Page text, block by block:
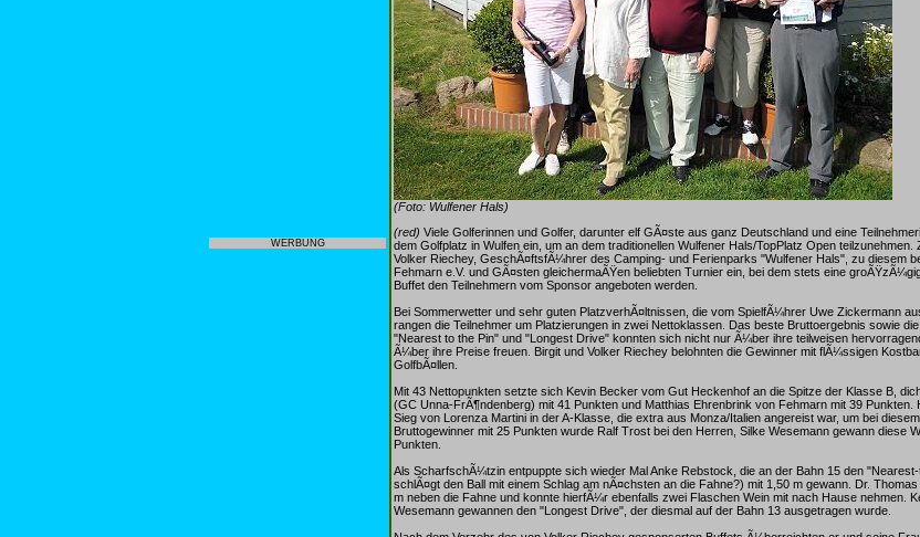
WERBUNG
(Foto: Wulfener Hals)
(red) Viele Golferinnen und Golfer, darunter elf GÃ¤ste aus ganz Deutschland und eine
dem Golfplatz in Wulfen ein, um an dem traditionellen Wulfener Hals/TopPlatz Open
Volker Riechey, GeschÃ¤ftsfÃ¼hrer des Camping- und Ferienparks "Wulfener Hals", zu diesem
Fehmarn e.V. und GÃ¤sten gleichermaÃŸen beliebten Turnier ein, bei dem stets eine
Buffet den Teilnehmern vom Sponsor angeboten werden.
Bei Sommerwetter und sehr guten PlatzverhÃ¤ltnissen, die vom SpielfÃ¼hrer Uwe Zickermann
rangen die Teilnehmer um Platzierungen in zwei Nettoklassen. Das beste Bruttoergebnis sowie
"Nearest to the Pin" und "Longest Drive" konnten sich nicht nur Ã¼ber ihre teilweisen
Ã¼ber ihre Preise freuen. Birgit und Volker Riechey belohnten die Gewinner mit flÃ¼ssigen
GolfbÃ¤llen.
Mit 43 Nettopunkten setzte sich Kevin Becker vom Gut Heckenhof an die Spitze der Klasse B,
(GC Unna-FrÃ¶ndenberg) mit 41 Punkten und Matthias Ehrenbrink von Fehmarn mit 39
Sieg von Lorenza Martini in der A-Klasse, die extra aus Monza/Italien angereist war, um bei
Bruttogewinner mit 25 Punkten wurde Ralf Trost bei den Herren, Silke Wesemann gewann diese
Punkten.
Als ScharfschÃ¼tzin entpuppte sich wieder Mal Anke Rebstock, die an der Bahn 15 den
schlÃ¤gt den Ball mit einem Schlag am nÃ¤chsten an die Fahne?) mit 1,50 m gewann. Dr.
m neben die Fahne und konnte hierfÃ¼r ebenfalls zwei Flaschen Wein mit nach Hause nehmen.
Wesemann gewannen den "Longest Drive", der diesmal auf der Bahn 13 ausgetragen wurde.